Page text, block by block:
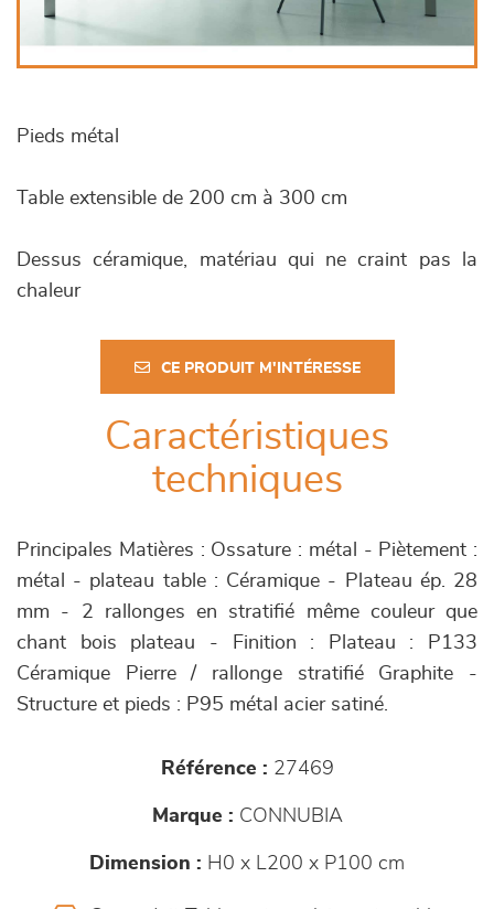
Pieds métal
Table extensible de 200 cm à 300 cm
Dessus céramique, matériau qui ne craint pas la
chaleur
CE PRODUIT M'INTÉRESSE
Caractéristiques
techniques
Principales Matières : Ossature : métal - Piètement :
métal - plateau table : Céramique - Plateau ép. 28
mm - 2 rallonges en stratifié même couleur que
chant bois plateau - Finition : Plateau : P133
Céramique Pierre / rallonge stratifié Graphite -
Structure et pieds : P95 métal acier satiné.
Référence : 27469
Marque : CONNUBIA
Dimension : H0 x L200 x P100 cm